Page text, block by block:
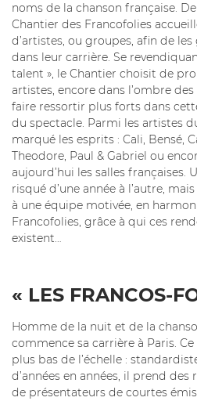
noms de la chanson française.
Chantier des Francofolies
d’artistes, ou groupes, afin de
dans leur carrière. Se
talent », le Chantier choisit de
artistes, encore dans l’ombre
faire ressortir plus forts dans
du spectacle. Parmi les artistes
marqué les esprits : Cali, Bensé,
Theodore, Paul & Gabriel ou
aujourd’hui les salles françaises.
risqué d’une année à l’autre,
à une équipe motivée, en
Francofolies, grâce à qui ces
existent…
« LES FRANCOS-
Homme de la nuit et de la
commence sa carrière à Paris.
plus bas de l’échelle :
d’années en années, il prend
de présentateurs de courtes